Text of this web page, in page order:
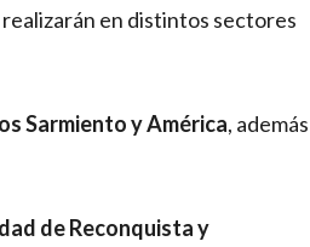
realizarán en distintos sectores
Sarmiento y América, además
de Reconquista y